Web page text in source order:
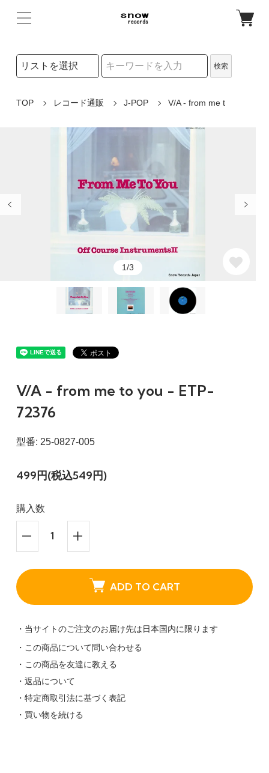
検索リストの選択
検索
TOP レコード通販 J-POP V/A - from me t
1/3
V/A - from me to you - ETP-
72376
型番: 25-0827-005
499円(税込549円)
購入数
ADD TO CART
・当サイトのご注文のお届け先は日本国内に限ります
・この商品について問い合わせる
・この商品を友達に教える
・返品について
・特定商取引法に基づく表記
・買い物を続ける